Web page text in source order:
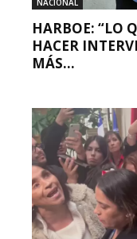
NACIONAL
HARBOE: “LO
HACER
MÁS...